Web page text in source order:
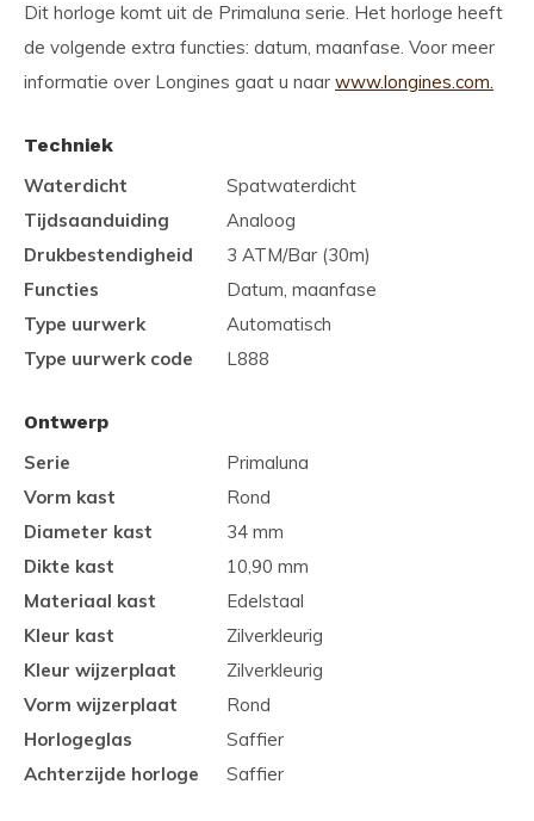
Dit horloge komt uit de Primaluna serie. Het horloge heeft
de volgende extra functies: datum, maanfase. Voor meer
informatie over Longines gaat u naar www.longines.com.
Techniek
Waterdicht
Spatwaterdicht
Tijdsaanduiding
Analoog
Drukbestendigheid
3 ATM/Bar (30m)
Functies
Datum, maanfase
Type uurwerk
Automatisch
Type uurwerk code
L888
Ontwerp
Serie
Primaluna
Vorm kast
Rond
Diameter kast
34 mm
Dikte kast
10,90 mm
Materiaal kast
Edelstaal
Kleur kast
Zilverkleurig
Kleur wijzerplaat
Zilverkleurig
Vorm wijzerplaat
Rond
Horlogeglas
Saffier
Achterzijde horloge
Saffier